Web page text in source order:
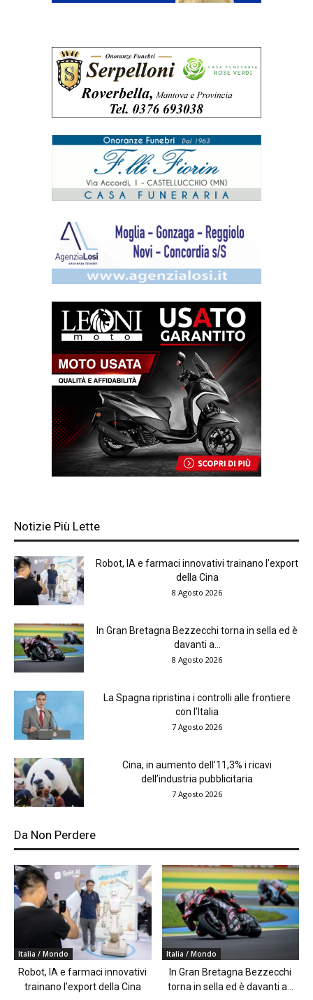
Notizie Più Lette
Robot, IA e farmaci innovativi trainano l’export
della Cina
8 Agosto 2026
In Gran Bretagna Bezzecchi torna in sella ed è
davanti a...
8 Agosto 2026
La Spagna ripristina i controlli alle frontiere
con l’Italia
7 Agosto 2026
Cina, in aumento dell’11,3% i ricavi
dell’industria pubblicitaria
7 Agosto 2026
Da Non Perdere
Italia / Mondo
Robot, IA e farmaci innovativi
trainano l’export della Cina
Italia / Mondo
In Gran Bretagna Bezzecchi
torna in sella ed è davanti a...